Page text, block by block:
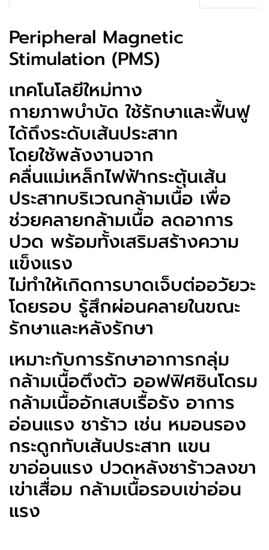
Peripheral Magnetic
Stimulation (PMS)
เทคโนโลยีใหม่ทาง
กายภาพบำบัด ใช้รักษาและฟื้นฟู
ได้ถึงระดับเส้นประสาท
โดยใช้พลังงานจาก
คลื่นแม่เหล็กไฟฟ้ากระตุ้นเส้น
ประสาทบริเวณกล้ามเนื้อ เพื่อ
ช่วยคลายกล้ามเนื้อ ลดอาการ
ปวด พร้อมทั้งเสริมสร้างความ
แข็งแรง
ไม่ทำให้เกิดการบาดเจ็บต่ออวัยวะ
โดยรอบ รู้สึกผ่อนคลายในขณะ
รักษาและหลังรักษา
เหมาะกับการรักษาอาการกลุ่ม
กล้ามเนื้อตึงตัว ออฟฟิศซินโดรม
กล้ามเนื้ออักเสบเรื้อรัง อาการ
อ่อนแรง ชาร้าว เช่น หมอนรอง
กระดูกทับเส้นประสาท แขน
ขาอ่อนแรง ปวดหลังชาร้าวลงขา
เข่าเสื่อม กล้ามเนื้อรอบเข่าอ่อน
แรง